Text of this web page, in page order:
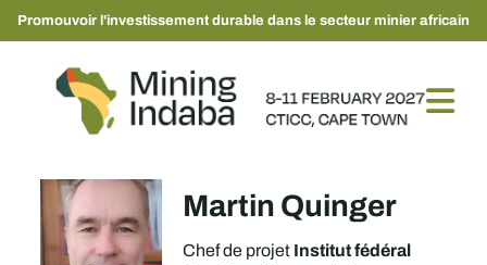
Promouvoir l'investissement durable dans le secteur minier africain
Martin Quinger
Chef de projetInstitut fédéral